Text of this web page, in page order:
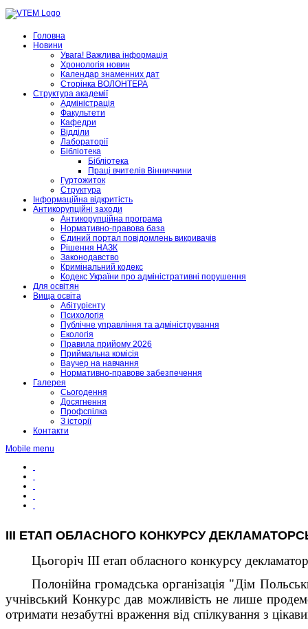
Головна
Новини
Увага! Важлива інформація
Хронологія новин
Календар знаменних дат
Сторінка ВОЛОНТЕРА
Структура академії
Адміністрація
Факультети
Кафедри
Відділи
Лабораторії
Бібліотека
Бібліотека
Праці вчителів Вінниччини
Гуртожиток
Структура
Інформаційна відкритість
Антикорупційні заходи
Антикорупційна програма
Нормативно-правова база
Єдиний портал повідомлень викривачів
Рішення НАЗК
Законодавство
Кримінальний кодекс
Кодекс України про адміністративні порушення
Для освітян
Вища освіта
Абітурієнту
Психологія
Публічне управління та адміністрування
Екологія
Правила прийому 2026
Приймальна комісія
Ваучер на навчання
Нормативно-правове забезпечення
Галерея
Сьогодення
Досягнення
Профспілка
З історії
Контакти
Mobile menu
ІІІ ЕТАП ОБЛАСНОГО КОНКУРСУ
Цьогоріч ІІІ етап обласного конкурсу
Полонійна громадська організація "Дім
учнівський Конкурс дав можливість не лише
отримати незабутні враження від спілкування